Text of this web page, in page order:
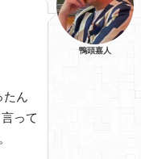
たん
って
鴨頭嘉人